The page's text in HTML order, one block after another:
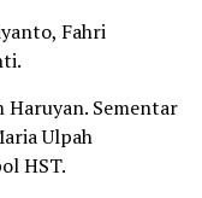
Fahri
Haruyan. Sementar
Ulpah
HST.